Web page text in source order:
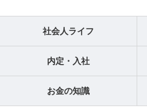
社会人ライフ
内定・入社
お金の知識